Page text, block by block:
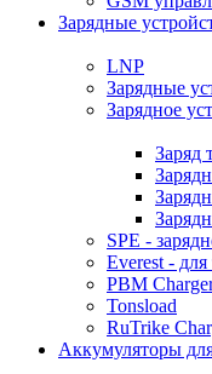
Зарядные
LNP
Зарядные
Зарядное
Заряд
SPE -
Everest -
PBM
Tonsload
RuTrike
Аккумуляторы